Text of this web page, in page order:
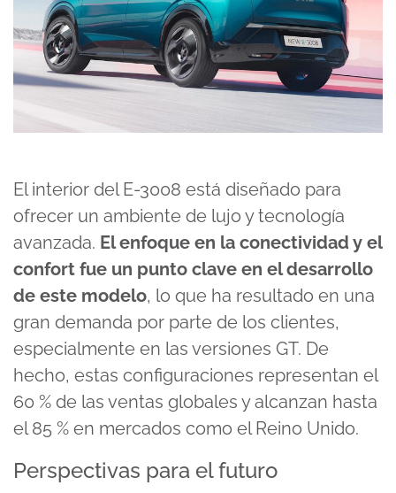
El interior del E-3008 está diseñado para
ofrecer un ambiente de lujo y tecnología
avanzada. El enfoque en la conectividad y el
confort fue un punto clave en el desarrollo
de este modelo, lo que ha resultado en una
gran demanda por parte de los clientes,
especialmente en las versiones GT. De
hecho, estas configuraciones representan el
60 % de las ventas globales y alcanzan hasta
el 85 % en mercados como el Reino Unido.
Perspectivas para el futuro